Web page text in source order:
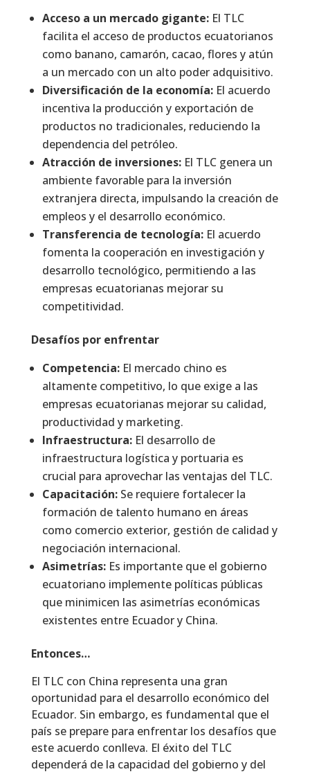
Acceso a un mercado gigante:El TLC
facilita el acceso de productos ecuatorianos
como banano, camarón, cacao, flores y atún
a un mercado con un alto poder adquisitivo.
Diversificación de la economía:El acuerdo
incentiva la producción y exportación de
productos no tradicionales, reduciendo la
dependencia del petróleo.
Atracción de inversiones:El TLC genera un
ambiente favorable para la inversión
extranjera directa, impulsando la creación de
empleos y el desarrollo económico.
Transferencia de tecnología:El acuerdo
fomenta la cooperación en investigación y
desarrollo tecnológico, permitiendo a las
empresas ecuatorianas mejorar su
competitividad.
Desafíos por enfrentar
Competencia:El mercado chino es
altamente competitivo, lo que exige a las
empresas ecuatorianas mejorar su calidad,
productividad y marketing.
Infraestructura:El desarrollo de
infraestructura logística y portuaria es
crucial para aprovechar las ventajas del TLC.
Capacitación:Se requiere fortalecer la
formación de talento humano en áreas
como comercio exterior, gestión de calidad y
negociación internacional.
Asimetrías:Es importante que el gobierno
ecuatoriano implemente políticas públicas
que minimicen las asimetrías económicas
existentes entre Ecuador y China.
Entonces…
El TLC con China representa una gran
oportunidad para el desarrollo económico del
Ecuador. Sin embargo, es fundamental que el
país se prepare para enfrentar los desafíos que
este acuerdo conlleva. El éxito del TLC
dependerá de la capacidad del gobierno y del